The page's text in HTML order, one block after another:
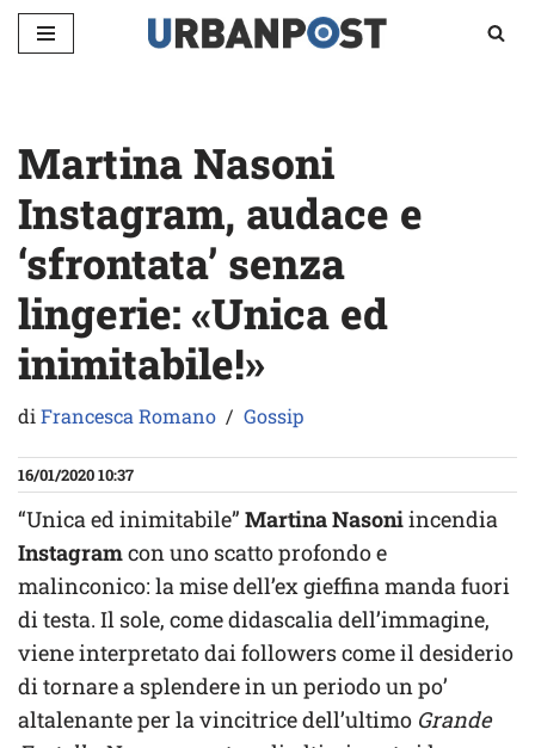
Martina Nasoni
Instagram, audace e
‘sfrontata’ senza
lingerie: «Unica ed
inimitabile!»
diFrancesca Romano Gossip
16/01/2020 10:37
“Unica ed inimitabile” Martina Nasoniincendia
Instagramcon uno scatto profondo e
malinconico: la mise dell’ex gieffina manda fuori
di testa. Il sole, come didascalia dell’immagine,
viene interpretato dai followers come il desiderio
di tornare a splendere in un periodo un po’
altalenante per la vincitrice dell’ultimo Grande